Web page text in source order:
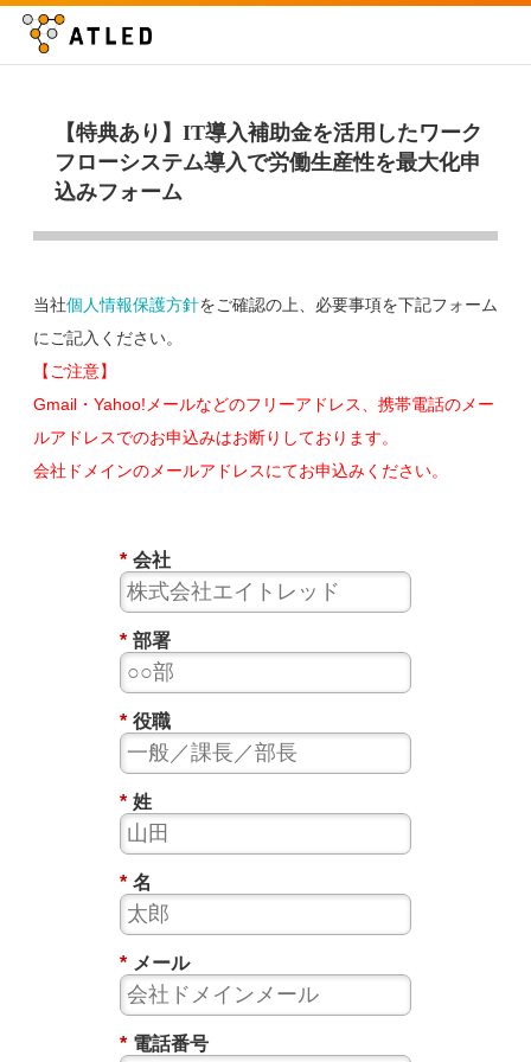
【特典あり】IT導入補助金を活用したワーク
フローシステム導入で労働生産性を最大化申
込みフォーム
当社個人情報保護方針をご確認の上、必要事項を下記フォーム
にご記入ください。
【ご注意】
Gmail・Yahoo!メールなどのフリーアドレス、携帯電話のメー
ルアドレスでのお申込みはお断りしております。
会社ドメインのメールアドレスにてお申込みください。
* 会社
* 部署
* 役職
* 姓
* 名
* メール
* 電話番号